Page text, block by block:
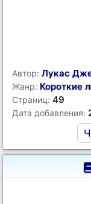
Автор: Лукас
Жанр: Короткие
Страниц: 49
Дата добавления: